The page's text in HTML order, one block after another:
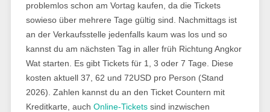
problemlos schon am Vortag kaufen, da die Tickets
sowieso über mehrere Tage gültig sind. Nachmittags ist
an der Verkaufsstelle jedenfalls kaum was los und so
kannst du am nächsten Tag in aller früh Richtung Angkor
Wat starten. Es gibt Tickets für 1, 3 oder 7 Tage. Diese
kosten aktuell 37, 62 und 72USD pro Person (Stand
2026). Zahlen kannst du an den Ticket Countern mit
Kreditkarte, auch Online-Ticketssind inzwischen